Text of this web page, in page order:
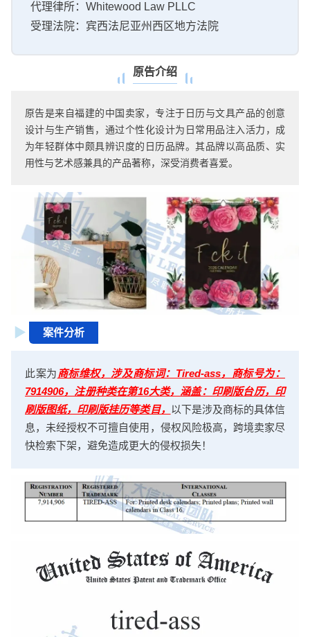
代理律所：Whitewood Law PLLC
受理法院：宾西法尼亚州西区地方法院
原告介绍
原告是来自福建的中国卖家，专注于日历与文具产品的创意
设计与生产销售，通过个性化设计为日常用品注入活力，成
为年轻群体中颇具辨识度的日历品牌。其品牌以高品质、实
用性与艺术感兼具的产品著称，深受消费者喜爱。
案件分析
此案为 商标维权，涉及商标词：Tired-ass，商标号为：
7914906，注册种类在第16大类，涵盖：印刷版台历，印
刷版图纸，印刷版挂历等类目， 以下是涉及商标的具体信
息，未经授权不可擅自使用，侵权风险极高，跨境卖家尽
快检索下架，避免造成更大的侵权损失！